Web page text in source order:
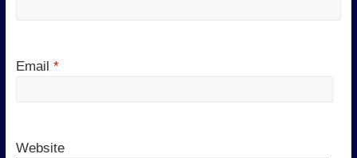
Email *
Website